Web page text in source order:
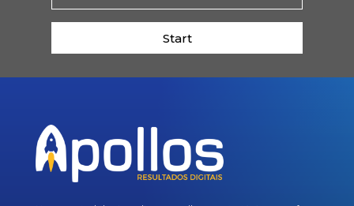
Start